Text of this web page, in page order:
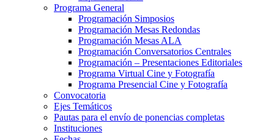
Programa General
Programación Simposios
Programación Mesas Redondas
Programación Mesas ALA
Programación Conversatorios Centrales
Programación – Presentaciones Editoriales
Programa Virtual Cine y Fotografía
Programa Presencial Cine y Fotografía
Convocatoria
Ejes Temáticos
Pautas para el envío de ponencias completas
Instituciones